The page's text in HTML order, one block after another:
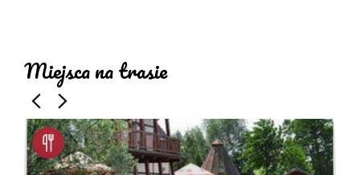
−
Miejsca na trasie